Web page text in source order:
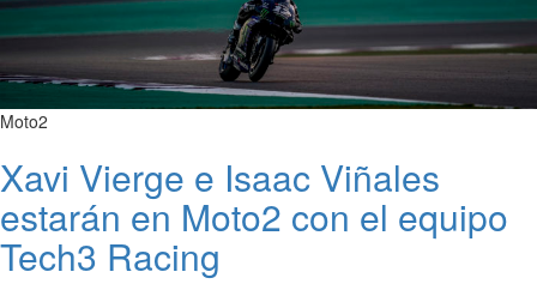
Moto2
Xavi Vierge e Isaac Viñales
estarán en Moto2 con el equipo
Tech3 Racing